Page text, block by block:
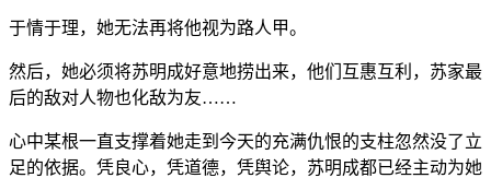
于情于理，她无法再将他视为路人甲。
然后，她必须将苏明成好意地捞出来，他们互惠互利，苏家最
后的敌对人物也化敌为友……
心中某根一直支撑着她走到今天的充满仇恨的支柱忽然没了立
足的依据。凭良心，凭道德，凭舆论，苏明成都已经主动为她